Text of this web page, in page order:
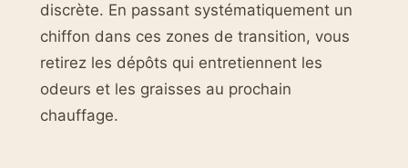
discrète. En passant systématiquement un
chiffon dans ces zones de transition, vous
retirez les dépôts qui entretiennent les
odeurs et les graisses au prochain
chauffage.